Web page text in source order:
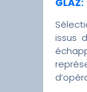
issus